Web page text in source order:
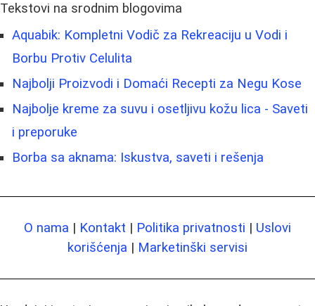
Tekstovi na srodnim blogovima
Aquabik: Kompletni Vodič za Rekreaciju u Vodi i
Borbu Protiv Celulita
Najbolji Proizvodi i Domaći Recepti za Negu Kose
Najbolje kreme za suvu i osetljivu kožu lica - Saveti
i preporuke
Borba sa aknama: Iskustva, saveti i rešenja
O nama | Kontakt | Politika privatnosti | Uslovi
korišćenja | Marketinški servisi